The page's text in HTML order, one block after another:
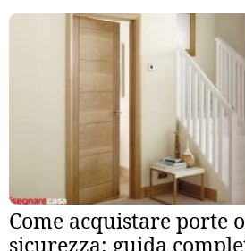
Come acquistare porte
sicurezza: guida